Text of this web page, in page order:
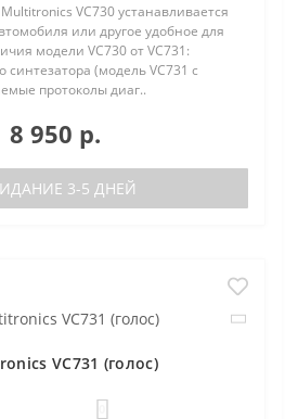
VC730 устанавливается
или другое удобное для
модели VC730 от VC731:
синтезатора (модель VC731 с
протоколы диаг..
8 950 р.
3-5 ДНЕЙ
VC731 (голос)